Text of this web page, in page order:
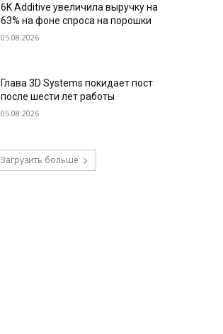
6K Additive увеличила выручку на
63% на фоне спроса на порошки
05.08.2026
Глава 3D Systems покидает пост
после шести лет работы
05.08.2026
Загрузить больше